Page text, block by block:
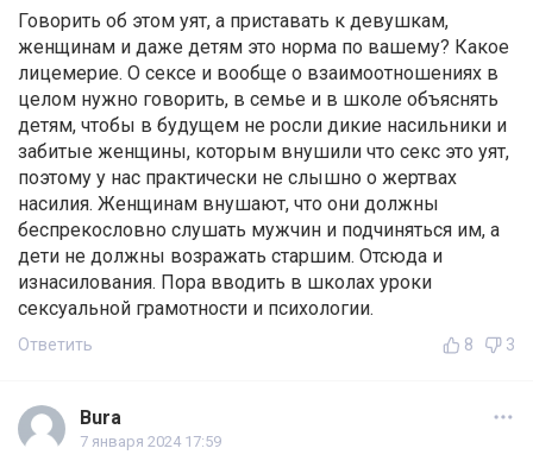
Говорить об этом уят, а приставать к девушкам,
женщинам и даже детям это норма по вашему? Какое
лицемерие. О сексе и вообще о взаимоотношениях в
целом нужно говорить, в семье и в школе объяснять
детям, чтобы в будущем не росли дикие насильники и
забитые женщины, которым внушили что секс это уят,
поэтому у нас практически не слышно о жертвах
насилия. Женщинам внушают, что они должны
беспрекословно слушать мужчин и подчиняться им, а
дети не должны возражать старшим. Отсюда и
изнасилования. Пора вводить в школах уроки
сексуальной грамотности и психологии.
Ответить 8 3
Bura
7 января 2024 17:59